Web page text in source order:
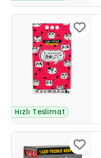
Hızlı Teslimat